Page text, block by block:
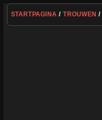
STARTPAGINA / TROUWEN /